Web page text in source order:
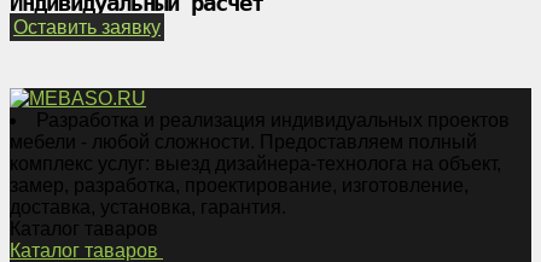
Оставить заявку
Разработка и реализация индивидуальных проектов
мебели - любой сложности. Предоставляем полный
комплекс услуг: выезд дизайнера-технолога на объект,
замер, разработка, проектирование, изготовление,
доставка, установка, гарантия.
Каталог таваров
Каталог таваров